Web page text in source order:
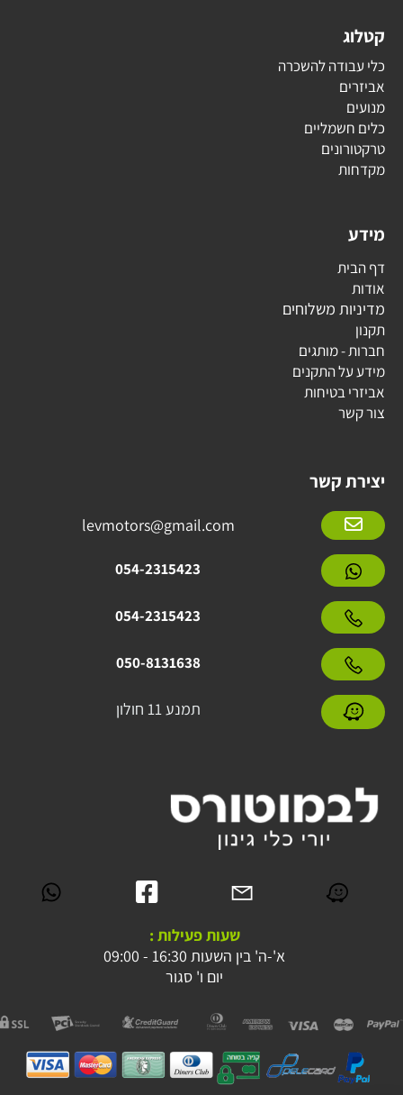
קטלוג
כלי עבודה להשכרה
אביזרים
מנועים
כלים חשמליים
טרקטורונים
מקדחות
מידע
דף הבית
אודות
מדיניות משלוחים
תקנון
חברות - מותגים
מידע על התקנים
אביזרי בטיחות
צור קשר
יצירת קשר
levmotors@gmail.com
054-2315423
054-2315423
050-8131638
תמנע 11 חולון
שעות פעילות :
א'-ה' בין השעות 16:30 - 09:00
יום ו' סגור